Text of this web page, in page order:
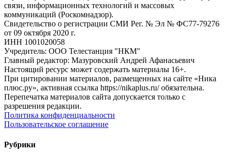
связи, информационных технологий и массовых
коммуникаций (Роскомнадзор).
Свидетельство о регистрации СМИ Рег. № Эл № ФС77-79276
от 09 октября 2020 г.
ИНН 1001020058
Учредитель: ООО Телестанция "НКМ"
Главный редактор: Мазуровский Андрей Афанасьевич
Настоящий ресурс может содержать материалы 16+.
При цитировании материалов, размещенных на сайте «Ника
плюс.ру», активная ссылка https://nikaplus.ru/ обязательна.
Перепечатка материалов сайта допускается только с
разрешения редакции.
Политика конфиденциальности
Пользовательское соглашение
Рубрики